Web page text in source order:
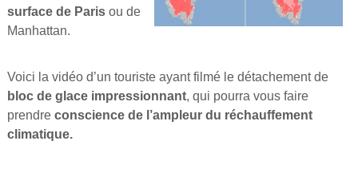
surface de Parisou de
Manhattan.
Voici la vidéo d’un touriste ayant filmé le détachement de
bloc de glace impressionnant, qui pourra vous faire
prendreconscience de l’ampleur du réchauffement
climatique.